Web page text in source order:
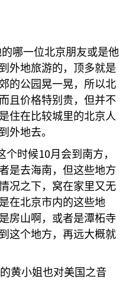
哪一位北京朋友或是他
外地旅游的，顶多就是
的公园晃一晃，所以北
且价格特别贵，但并不
住在比较城里的北京人
外地去。
个时候10月会到南方，
是去海南，但这些地方
况之下，窝在家里又无
在北京市内的这些地
房山啊，或者是潭柘寺
这个地方，再远大概就
黄小姐也对美国之音